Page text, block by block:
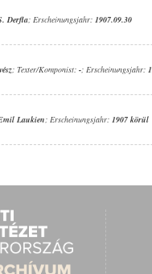
Derfla; Erscheinungsjahr: 1907.09.30
; Texter/Komponist: -; Erscheinungsjahr:
Laukien; Erscheinungsjahr: 1907 körül